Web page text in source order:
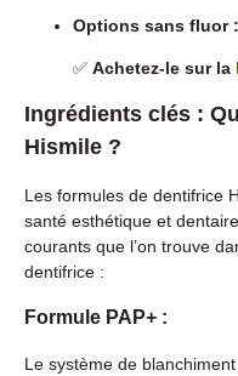
Options sans fluor :
✅ Achetez-le sur la
Ingrédients clés :
Hismile ?
Les formules de dentifrice
santé esthétique et
courants que l’on trouve
dentifrice :
Formule PAP+ :
Le système de